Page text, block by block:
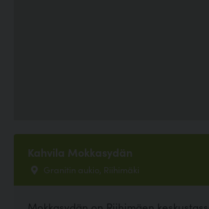
Kahvila Mokkasydän
Granitin aukio, Riihimäki